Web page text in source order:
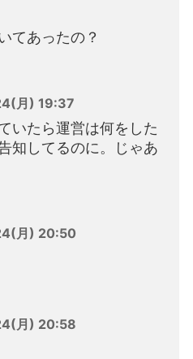
てあったの？
月) 19:37
いたら運営は何をした
知してるのに。じゃあ
月) 20:50
月) 20:58